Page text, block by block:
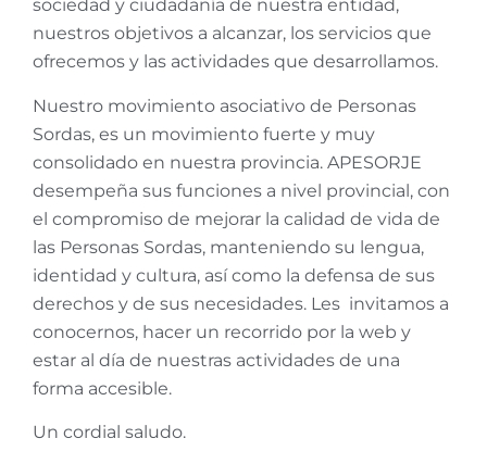
sociedad y ciudadanía de nuestra entidad,
nuestros objetivos a alcanzar, los servicios que
ofrecemos y las actividades que desarrollamos.
Nuestro movimiento asociativo de Personas
Sordas, es un movimiento fuerte y muy
consolidado en nuestra provincia. APESORJE
desempeña sus funciones a nivel provincial, con
el compromiso de mejorar la calidad de vida de
las Personas Sordas, manteniendo su lengua,
identidad y cultura, así como la defensa de sus
derechos y de sus necesidades. Les invitamos a
conocernos, hacer un recorrido por la web y
estar al día de nuestras actividades de una
forma accesible.
Un cordial saludo.